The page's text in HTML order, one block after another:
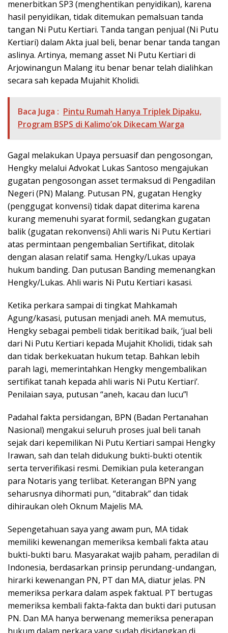
menerbitkan SP3 (menghentikan penyidikan), karena
hasil penyidikan, tidak ditemukan pemalsuan tanda
tangan Ni Putu Kertiari. Tanda tangan penjual (Ni Putu
Kertiari) dalam Akta jual beli, benar benar tanda tangan
aslinya. Artinya, memang asset Ni Putu Kertiari di
Arjowinangun Malang itu benar benar telah dialihkan
secara sah kepada Mujahit Kholidi.
Baca Juga : Pintu Rumah Hanya Triplek Dipaku,
Program BSPS di Kalimo’ok Dikecam Warga
Gagal melakukan Upaya persuasif dan pengosongan,
Hengky melalui Advokat Lukas Santoso mengajukan
gugatan pengosongan asset termaksud di Pengadilan
Negeri (PN) Malang. Putusan PN, gugatan Hengky
(penggugat konvensi) tidak dapat diterima karena
kurang memenuhi syarat formil, sedangkan gugatan
balik (gugatan rekonvensi) Ahli waris Ni Putu Kertiari
atas permintaan pengembalian Sertifikat, ditolak
dengan alasan relatif sama. Hengky/Lukas upaya
hukum banding. Dan putusan Banding memenangkan
Hengky/Lukas. Ahli waris Ni Putu Kertiari kasasi.
Ketika perkara sampai di tingkat Mahkamah
Agung/kasasi, putusan menjadi aneh. MA memutus,
Hengky sebagai pembeli tidak beritikad baik, ‘jual beli
dari Ni Putu Kertiari kepada Mujahit Kholidi, tidak sah
dan tidak berkekuatan hukum tetap. Bahkan lebih
parah lagi, memerintahkan Hengky mengembalikan
sertifikat tanah kepada ahli waris Ni Putu Kertiari’.
Penilaian saya, putusan “aneh, kacau dan lucu”!
Padahal fakta persidangan, BPN (Badan Pertanahan
Nasional) mengakui seluruh proses jual beli tanah
sejak dari kepemilikan Ni Putu Kertiari sampai Hengky
Irawan, sah dan telah didukung bukti-bukti otentik
serta terverifikasi resmi. Demikian pula keterangan
para Notaris yang terlibat. Keterangan BPN yang
seharusnya dihormati pun, “ditabrak” dan tidak
dihiraukan oleh Oknum Majelis MA.
Sepengetahuan saya yang awam pun, MA tidak
memiliki kewenangan memeriksa kembali fakta atau
bukti-bukti baru. Masyarakat wajib paham, peradilan di
Indonesia, berdasarkan prinsip perundang-undangan,
hirarki kewenangan PN, PT dan MA, diatur jelas. PN
memeriksa perkara dalam aspek faktual. PT bertugas
memeriksa kembali fakta-fakta dan bukti dari putusan
PN. Dan MA hanya berwenang memeriksa penerapan